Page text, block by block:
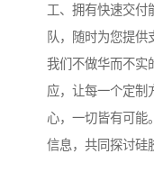
工、拥有快速交付
队，随时为您提供
我们不做华而不实
应，让每一个定制
心，一切皆有可能
信息，共同探讨硅